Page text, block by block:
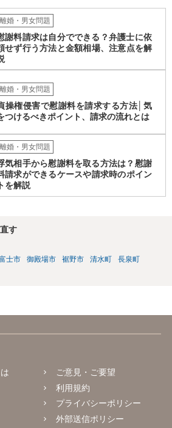
離婚・男女問題
謝料請求は自分でできる？弁護士に依
せず行う方法と金額相場、注意点を解
離婚・男女問題
操権侵害で慰謝料を請求する方法│気
つけるべきポイント、請求の流れとは
離婚・男女問題
気相手から慰謝料を取る方法は？慰謝
請求ができるケースや請求時のポイン
トを解説
す
士市 御殿場市 裾野市 清水町
長泉町
ご意見・ご要望
利用規約
プライバシーポリシー
外部送信ポリシー